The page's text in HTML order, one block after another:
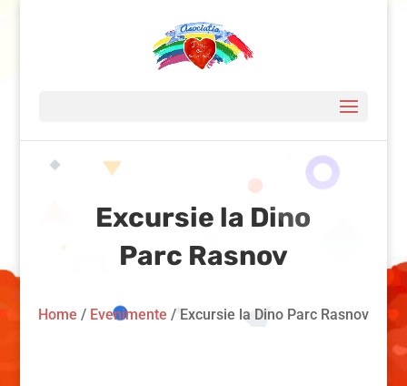
Excursie la Dino
Parc Rasnov
Home / Evenimente / Excursie la Dino Parc Rasnov